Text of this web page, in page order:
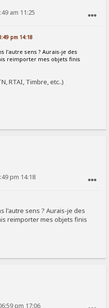
am 11:25
pm 14:18
l'autre sens ? Aurais-je des
reimporter mes objets finis
RTAI, Timbre, etc..)
pm 14:18
l'autre sens ? Aurais-je des
reimporter mes objets finis
pm 17:06